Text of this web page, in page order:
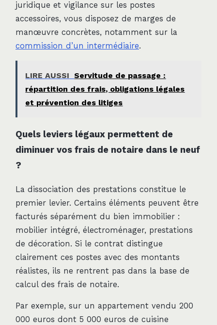
juridique et vigilance sur les postes
accessoires, vous disposez de marges de
manœuvre concrètes, notamment sur la
commission d’un intermédiaire.
LIRE AUSSI
Servitude de passage :
répartition des frais, obligations légales
et prévention des litiges
Quels leviers légaux permettent de
diminuer vos frais de notaire dans le neuf
?
La dissociation des prestations constitue le
premier levier. Certains éléments peuvent être
facturés séparément du bien immobilier :
mobilier intégré, électroménager, prestations
de décoration. Si le contrat distingue
clairement ces postes avec des montants
réalistes, ils ne rentrent pas dans la base de
calcul des frais de notaire.
Par exemple, sur un appartement vendu 200
000 euros dont 5 000 euros de cuisine